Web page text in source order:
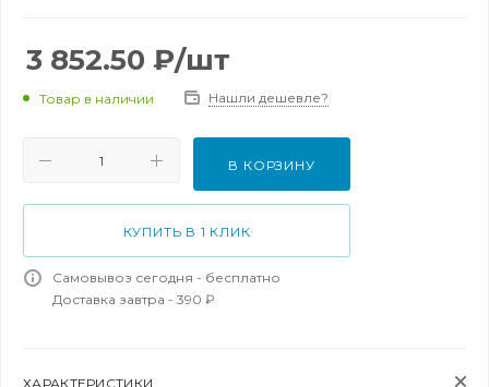
3 852.50 ₽/шт
Товар в наличии Нашли дешевле?
В КОРЗИНУ
КУПИТЬ В 1 КЛИК
Самовывоз сегодня - бесплатно
Доставка завтра - 390 ₽
ХАРАКТЕРИСТИКИ